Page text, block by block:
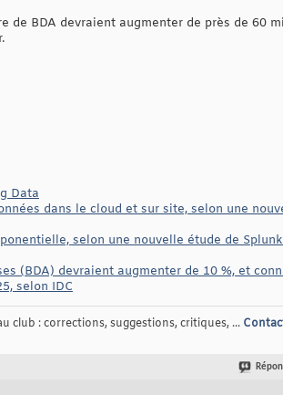
de BDA devraient augmenter de près de 60
Data
dans le cloud et sur site, selon une
selon une nouvelle étude de Splunk
(BDA) devraient augmenter de 10 %, et
selon IDC
club : corrections, suggestions, critiques, ...